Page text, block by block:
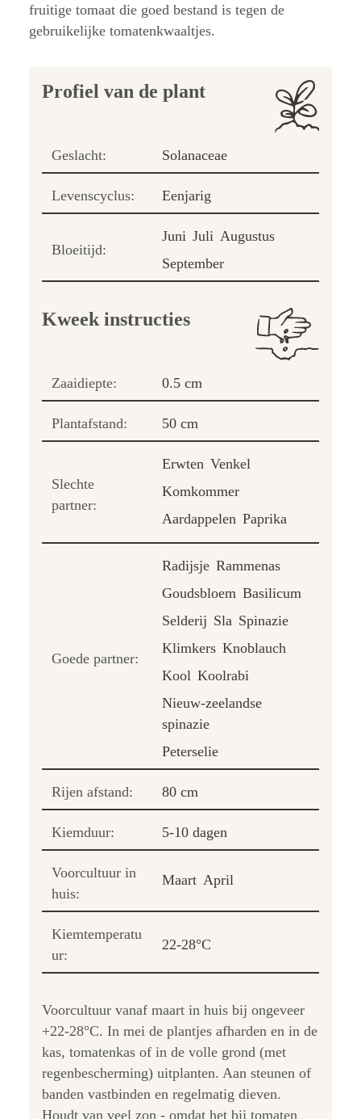
fruitige tomaat die goed bestand is tegen de
gebruikelijke tomatenkwaaltjes.
Profiel van de plant
Geslacht: Solanaceae
Levenscyclus: Eenjarig
Bloeitijd:
Juni Juli Augustus
September
Kweek instructies
Zaaidiepte: 0.5 cm
Plantafstand: 50 cm
Slechte
partner:
Erwten Venkel
Komkommer
Aardappelen Paprika
Goede partner:
Radijsje Rammenas
Goudsbloem Basilicum
Selderij Sla Spinazie
Klimkers Knoblauch
Kool Koolrabi
Nieuw-zeelandse
spinazie
Peterselie
Rijen afstand: 80 cm
Kiemduur: 5-10 dagen
Voorcultuur in
huis:
Maart April
Kiemtemperatu
ur:
22-28°C
Voorcultuur vanaf maart in huis bij ongeveer
+22-28°C. In mei de plantjes afharden en in de
kas, tomatenkas of in de volle grond (met
regenbescherming) uitplanten. Aan steunen of
banden vastbinden en regelmatig dieven.
Houdt van veel zon - omdat het bij tomaten